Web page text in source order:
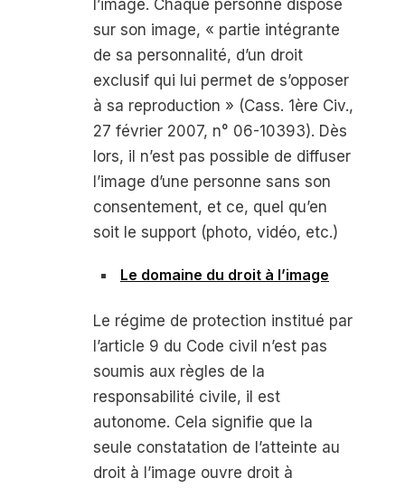
l’image. Chaque personne dispose
sur son image, « partie intégrante
de sa personnalité, d’un droit
exclusif qui lui permet de s’opposer
à sa reproduction » (Cass. 1 ère Civ.,
27 février 2007, n° 06-10393). Dès
lors, il n’est pas possible de diffuser
l’image d’une personne sans son
consentement, et ce, quel qu’en
soit le support (photo, vidéo, etc.)
Le domaine du droit à l’image
Le régime de protection institué par
l’article 9 du Code civil n’est pas
soumis aux règles de la
responsabilité civile, il est
autonome. Cela signifie que la
seule constatation de l’atteinte au
droit à l’image ouvre droit à